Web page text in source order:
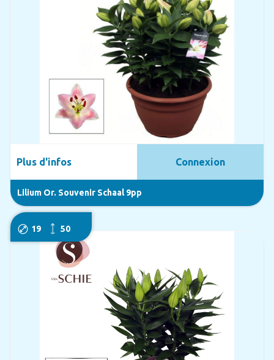
Lilium Or. Souvenir Schaal 9pp
Plus d'infos Connexion
19 50